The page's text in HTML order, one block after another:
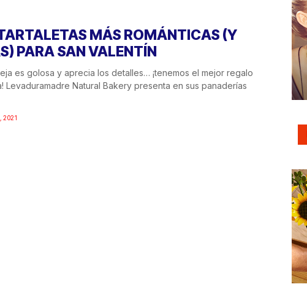
MÁS ROMÁNTICAS (Y
PARA SAN VALENTÍN
es golosa y aprecia los detalles… ¡tenemos el mejor regalo
Levaduramadre Natural Bakery presenta en sus panaderías
2021